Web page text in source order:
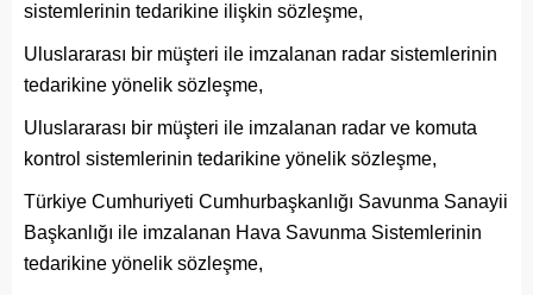
sistemlerinin tedarikine ilişkin sözleşme,
Uluslararası bir müşteri ile imzalanan radar sistemlerinin
tedarikine yönelik sözleşme,
Uluslararası bir müşteri ile imzalanan radar ve komuta
kontrol sistemlerinin tedarikine yönelik sözleşme,
Türkiye Cumhuriyeti Cumhurbaşkanlığı Savunma Sanayii
Başkanlığı ile imzalanan Hava Savunma Sistemlerinin
tedarikine yönelik sözleşme,